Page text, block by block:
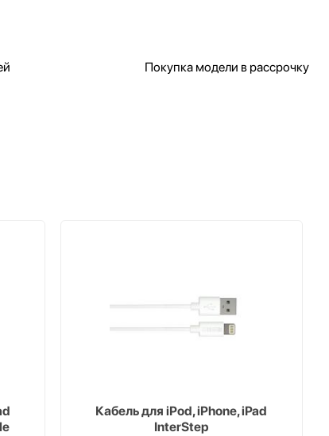
Покупка модели в рассрочку
Кабель для iPod, iPhone, iPad
InterStep